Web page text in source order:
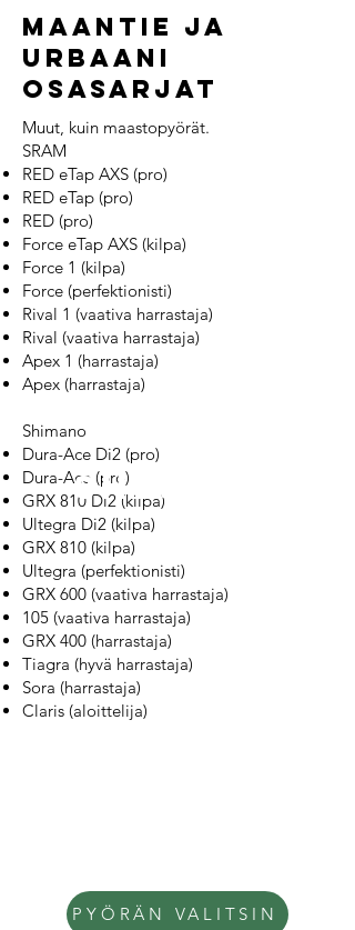
maantie ja
urbaani
osasarjat
Muut, kuin maastopyörät.
SRAM
RED eTap AXS (pro)
RED eTap (pro)
RED (pro)
Force eTap AXS (kilpa)
Force 1 (kilpa)
Force (perfektionisti)
Rival 1 (vaativa harrastaja)
Rival (vaativa harrastaja)
Apex 1 (harrastaja)
Apex (harrastaja)
Shimano
Dura-Ace Di2 (pro)
Dura-Ace (pro)
GRX 810 Di2 (kilpa)
Ultegra Di2 (kilpa)
GRX 810 (kilpa)
Ultegra (perfektionisti)
GRX 600 (vaativa harrastaja)
105 (vaativa harrastaja)
GRX 400 (harrastaja)
Tiagra (hyvä harrastaja)
Sora (harrastaja)
Claris (aloittelija)
shimano
PYÖRÄN VALITSIN